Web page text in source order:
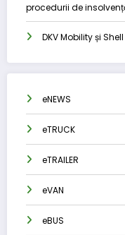
procedurii de
DKV Mobility și
eNEWS
eTRUCK
eTRAILER
eVAN
eBUS